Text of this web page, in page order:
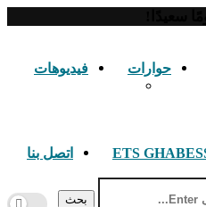
حوارات فيديوهات
اتصل بنا
بحث